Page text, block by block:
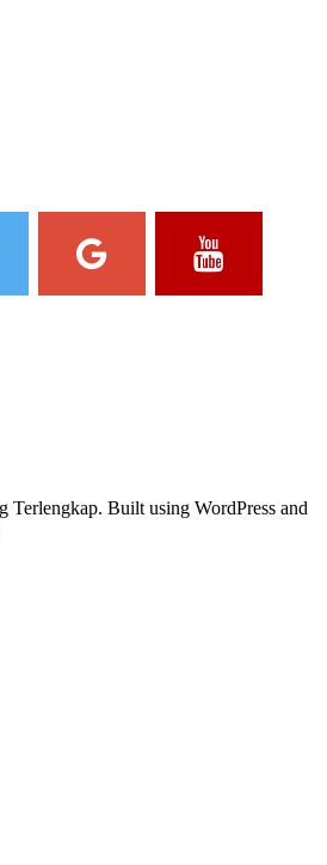
Built using WordPress and